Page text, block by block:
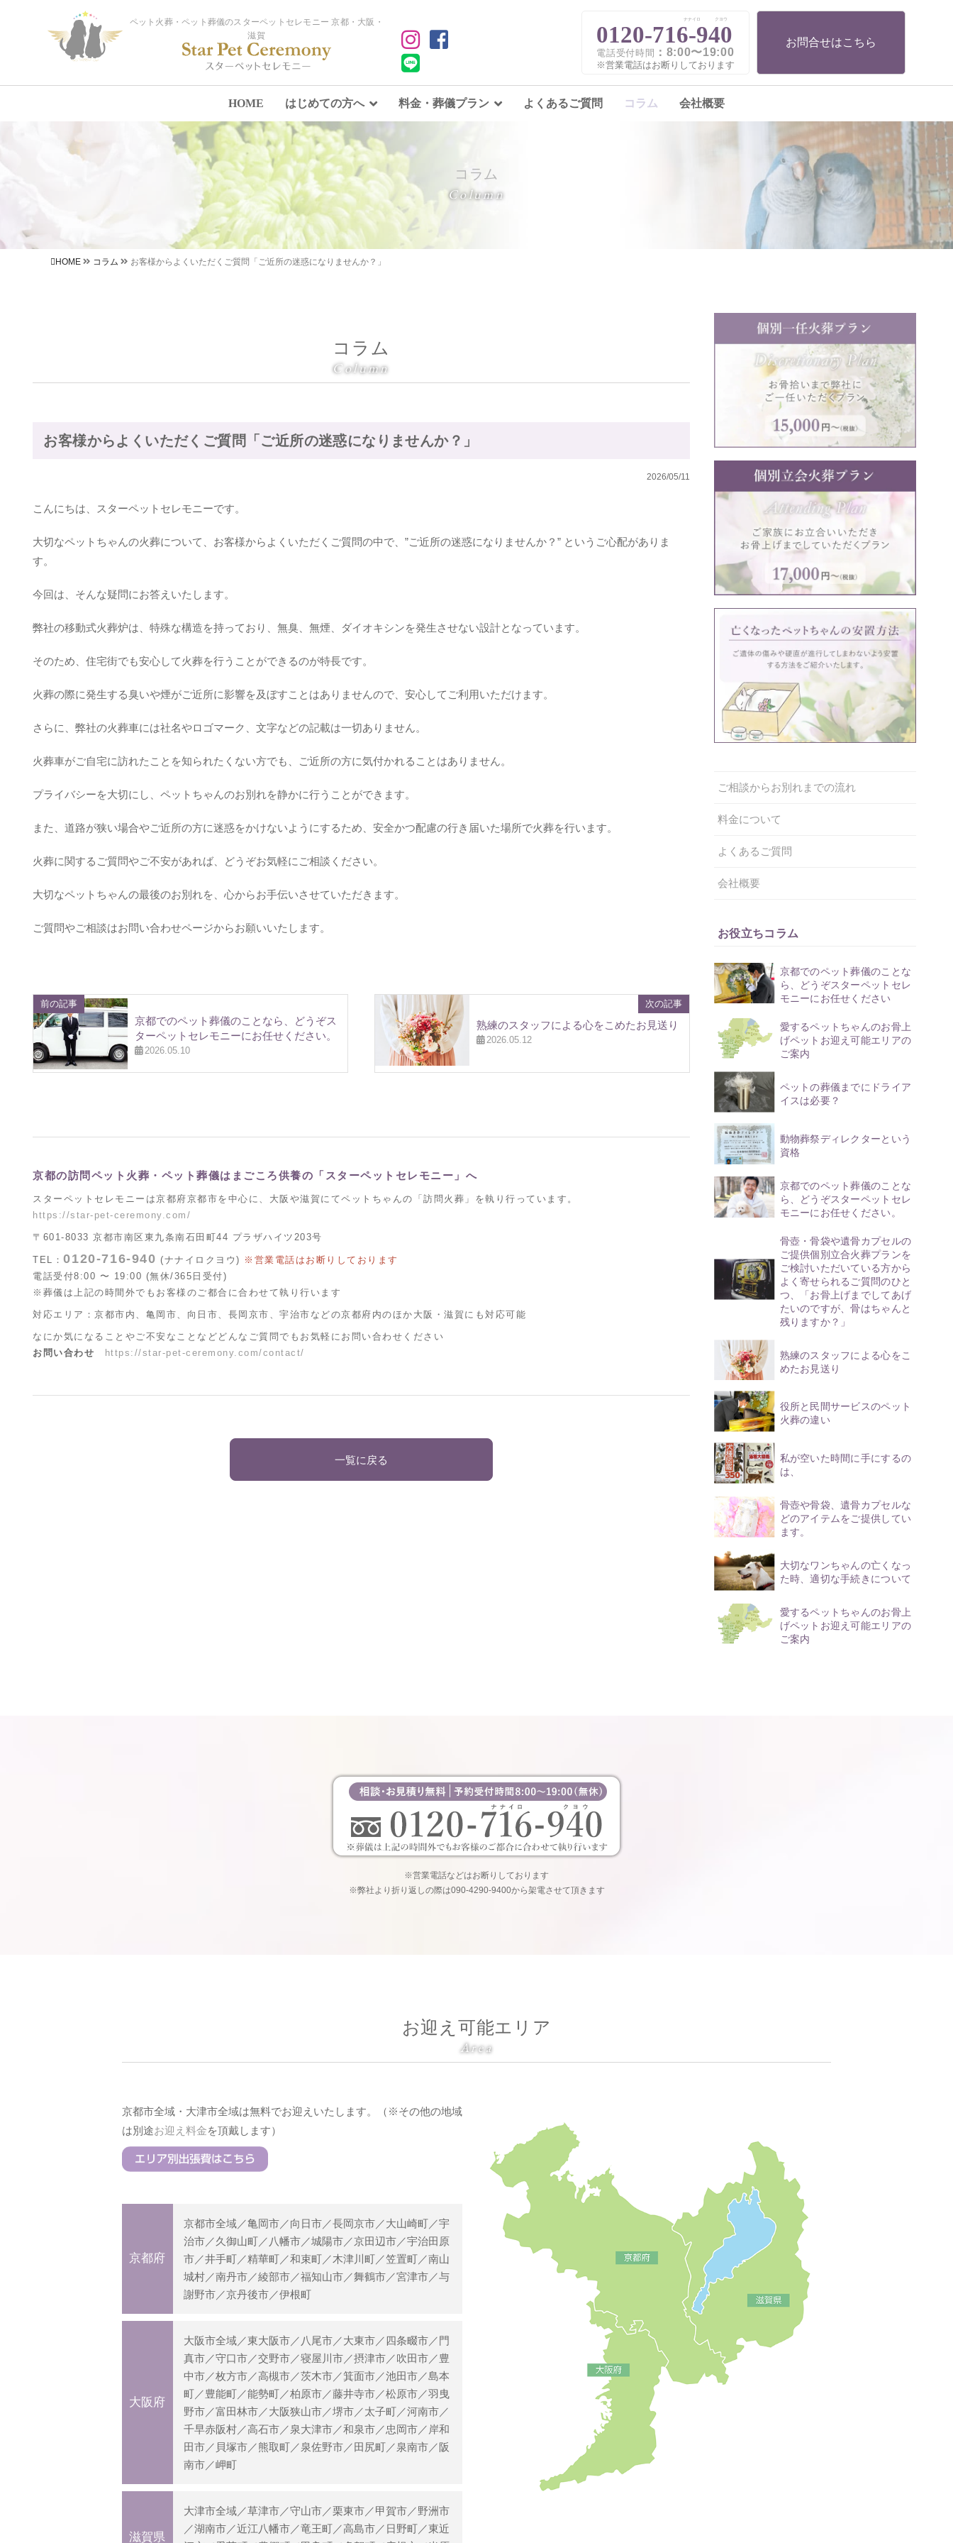
ペット火葬・ペット葬儀のスターペットセレモニー 京都・大阪・
滋賀
ナナイロ クヨウ
0120-716-940
電話受付時間 ：8:00〜19:00
※営業電話はお断りしております
お問合せはこちら
HOME はじめての方へ 料金・葬儀プラン よくあるご質問 コラム 会社概要
コラム
Column
HOME コラム お客様からよくいただくご質問「ご近所の迷惑になりませんか？」
コラム
Column
お客様からよくいただくご質問「ご近所の迷惑になりませんか？」
2026/05/11
こんにちは、スターペットセレモニーです。
大切なペットちゃんの火葬について、お客様からよくいただくご質問の中で、”ご近所の迷惑になりませんか？” というご心配がありま
す。
今回は、そんな疑問にお答えいたします。
弊社の移動式火葬炉は、特殊な構造を持っており、無臭、無煙、ダイオキシンを発生させない設計となっています。
そのため、住宅街でも安心して火葬を行うことができるのが特長です。
火葬の際に発生する臭いや煙がご近所に影響を及ぼすことはありませんので、安心してご利用いただけます。
さらに、弊社の火葬車には社名やロゴマーク、文字などの記載は一切ありません。
火葬車がご自宅に訪れたことを知られたくない方でも、ご近所の方に気付かれることはありません。
プライバシーを大切にし、ペットちゃんのお別れを静かに行うことができます。
また、道路が狭い場合やご近所の方に迷惑をかけないようにするため、安全かつ配慮の行き届いた場所で火葬を行います。
火葬に関するご質問やご不安があれば、どうぞお気軽にご相談ください。
大切なペットちゃんの最後のお別れを、心からお手伝いさせていただきます。
ご質問やご相談はお問い合わせページからお願いいたします。
前の記事
京都でのペット葬儀のことなら、どうぞス
ターペットセレモニーにお任せください。
2026.05.10
次の記事
熟練のスタッフによる心をこめたお見送り
2026.05.12
京都の訪問ペット火葬・ペット葬儀はまごころ供養の「スターペットセレモニー」へ
スターペットセレモニーは京都府京都市を中心に、大阪や滋賀にてペットちゃんの「訪問火葬」を執り行っています。
https://star-pet-ceremony.com/
〒601-8033 京都市南区東九条南石田町44 プラザハイツ203号
TEL：0120-716-940 (ナナイロクヨウ) ※営業電話はお断りしております
電話受付8:00 〜 19:00 (無休/365日受付)
※葬儀は上記の時間外でもお客様のご都合に合わせて執り行います
対応エリア：京都市内、亀岡市、向日市、長岡京市、宇治市などの京都府内のほか大阪・滋賀にも対応可能
なにか気になることやご不安なことなどどんなご質問でもお気軽にお問い合わせください
お問い合わせ
https://star-pet-ceremony.com/contact/
一覧に戻る
ご相談からお別れまでの流れ
料金について
よくあるご質問
会社概要
お役立ちコラム
京都でのペット葬儀のことな
ら、どうぞスターペットセレ
モニーにお任せください
愛するペットちゃんのお骨上
げペットお迎え可能エリアの
ご案内
ペットの葬儀までにドライア
イスは必要？
動物葬祭ディレクターという
資格
京都でのペット葬儀のことな
ら、どうぞスターペットセレ
モニーにお任せください。
骨壺・骨袋や遺骨カプセルの
ご提供個別立合火葬プランを
ご検討いただいている方から
よく寄せられるご質問のひと
つ、「お骨上げまでしてあげ
たいのですが、骨はちゃんと
残りますか？」
熟練のスタッフによる心をこ
めたお見送り
役所と民間サービスのペット
火葬の違い
私が空いた時間に手にするの
は、
骨壺や骨袋、遺骨カプセルな
どのアイテムをご提供してい
ます。
大切なワンちゃんの亡くなっ
た時、適切な手続きについて
愛するペットちゃんのお骨上
げペットお迎え可能エリアの
ご案内
※営業電話などはお断りしております
※弊社より折り返しの際は090-4290-9400から架電させて頂きます
お迎え可能エリア
Area
京都市全域・大津市全域は無料でお迎えいたします。（※その他の地域
は別途お迎え料金を頂戴します）
京都府
京都市全域／亀岡市／向日市／長岡京市／大山崎町／宇
治市／久御山町／八幡市／城陽市／京田辺市／宇治田原
市／井手町／精華町／和束町／木津川町／笠置町／南山
城村／南丹市／綾部市／福知山市／舞鶴市／宮津市／与
謝野市／京丹後市／伊根町
大阪府
大阪市全域／東大阪市／八尾市／大東市／四条畷市／門
真市／守口市／交野市／寝屋川市／摂津市／吹田市／豊
中市／枚方市／高槻市／茨木市／箕面市／池田市／島本
町／豊能町／能勢町／柏原市／藤井寺市／松原市／羽曳
野市／富田林市／大阪狭山市／堺市／太子町／河南市／
千早赤阪村／高石市／泉大津市／和泉市／忠岡市／岸和
田市／貝塚市／熊取町／泉佐野市／田尻町／泉南市／阪
南市／岬町
滋賀県
大津市全域／草津市／守山市／栗東市／甲賀市／野洲市
／湖南市／近江八幡市／竜王町／高島市／日野町／東近